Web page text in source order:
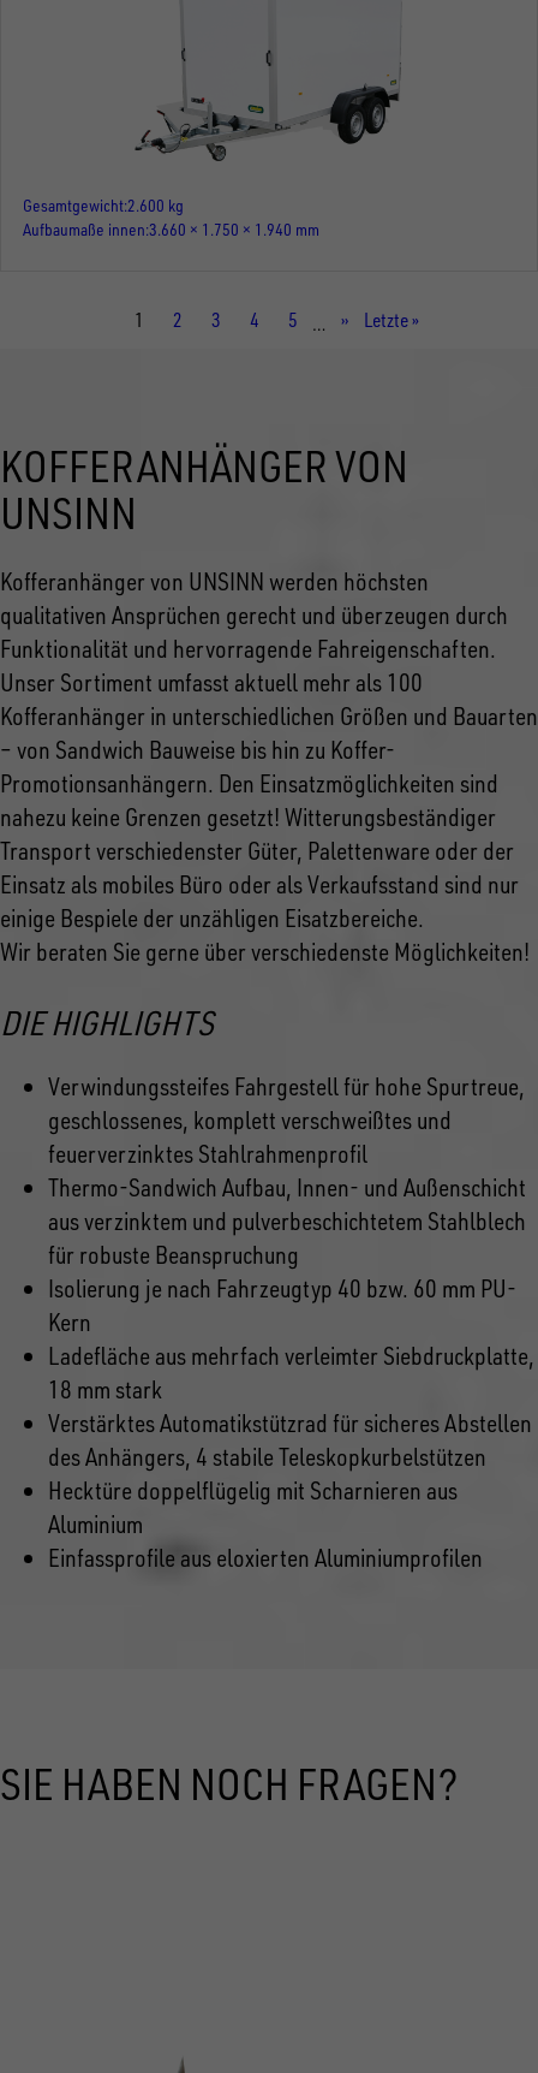
Gesamtgewicht 2.600 kg
Aufbaumaße innen 3.660 × 1.750 × 1.940 mm
Aktuelle
1 Seite
2 Seite
3 Seite
4 Seite
5 …
Nächste
››
Letzte
Letzte »
KOFFERANHÄNGER VON
UNSINN
Kofferanhänger von UNSINN werden höchsten
qualitativen Ansprüchen gerecht und überzeugen durch
Funktionalität und hervorragende Fahreigenschaften.
Unser Sortiment umfasst aktuell mehr als 100
Kofferanhänger in unterschiedlichen Größen und Bauarten
– von Sandwich Bauweise bis hin zu Koffer-
Promotionsanhängern. Den Einsatzmöglichkeiten sind
nahezu keine Grenzen gesetzt! Witterungsbeständiger
Transport verschiedenster Güter, Palettenware oder der
Einsatz als mobiles Büro oder als Verkaufsstand sind nur
einige Bespiele der unzähligen Eisatzbereiche.
Wir beraten Sie gerne über verschiedenste Möglichkeiten!
DIE HIGHLIGHTS
Verwindungssteifes Fahrgestell für hohe Spurtreue,
geschlossenes, komplett verschweißtes und
feuerverzinktes Stahlrahmenprofil
Thermo-Sandwich Aufbau, Innen- und Außenschicht
aus verzinktem und pulverbeschichtetem Stahlblech
für robuste Beanspruchung
Isolierung je nach Fahrzeugtyp 40 bzw. 60 mm PU-
Kern
Ladefläche aus mehrfach verleimter Siebdruckplatte,
18 mm stark
Verstärktes Automatikstützrad für sicheres Abstellen
des Anhängers, 4 stabile Teleskopkurbelstützen
Hecktüre doppelflügelig mit Scharnieren aus
Aluminium
Einfassprofile aus eloxierten Aluminiumprofilen
SIE HABEN NOCH FRAGEN?